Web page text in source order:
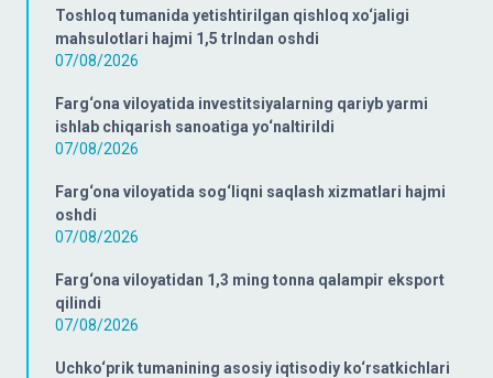
Toshloq tumanida yetishtirilgan qishloq xo‘jaligi
mahsulotlari hajmi 1,5 trlndan oshdi
07/08/2026
Farg‘ona viloyatida investitsiyalarning qariyb yarmi
ishlab chiqarish sanoatiga yo‘naltirildi
07/08/2026
Farg‘ona viloyatida sog‘liqni saqlash xizmatlari hajmi
oshdi
07/08/2026
Farg‘ona viloyatidan 1,3 ming tonna qalampir eksport
qilindi
07/08/2026
Uchko‘prik tumanining asosiy iqtisodiy ko‘rsatkichlari